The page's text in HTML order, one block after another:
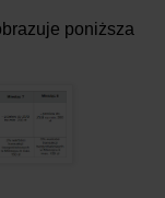
poniższa